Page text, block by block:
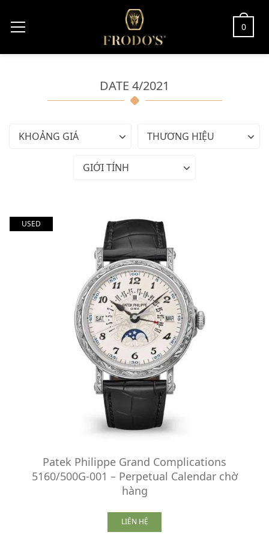
0
DATE 4/2021
KHOẢNG GIÁ THƯƠNG HIỆU
GIỚI TÍNH
USED
Patek Philippe Grand Complications
5160/500G-001 – Perpetual Calendar chờ
hàng
LIÊN HỆ